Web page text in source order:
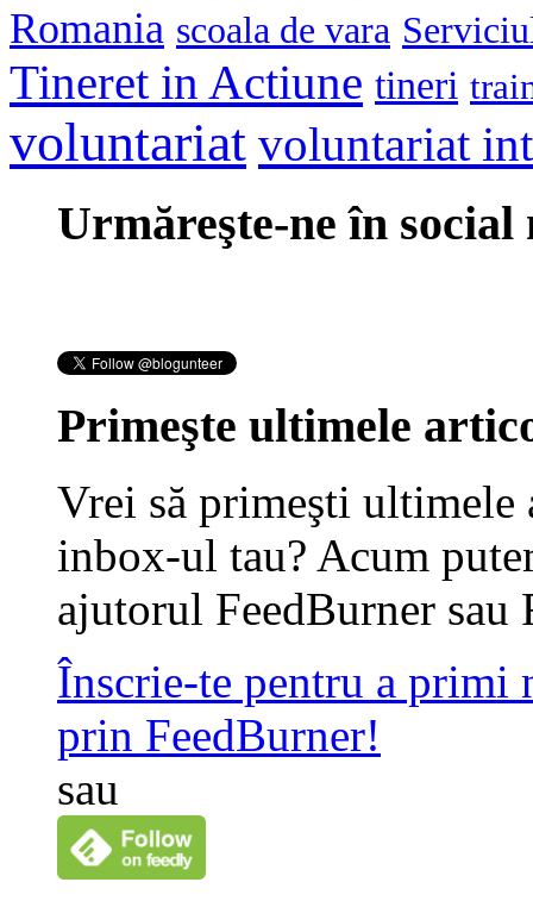
Romania scoala de vara
Tineret in Actiune tineri
voluntariat voluntariat
Urmăreşte-ne în social
Primeşte ultimele
Vrei să primeşti
inbox-ul tau? Acum
ajutorul FeedBurner sau
Înscrie-te pentru a primi
prin FeedBurner!
sau